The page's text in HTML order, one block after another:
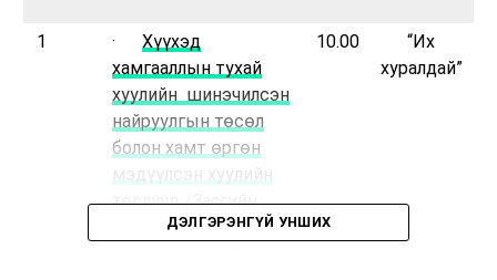
1 ·Хүүхэд
хамгааллын тухай
хуулийн шинэчилсэн
найруулгын төсөл
болон хамт өргөн
мэдүүлсэн хуулийн
төслүүд/Засгийн
газар 2023.10.13-ны
10.00
“Их
хуралдай”
ДЭЛГЭРЭНГҮЙ УНШИХ